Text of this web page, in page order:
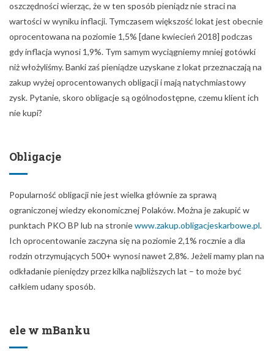
oszczędności wierząc, że w ten sposób pieniądz nie straci na
wartości w wyniku inflacji. Tymczasem większość lokat jest obecnie
oprocentowana na poziomie 1,5% [dane kwiecień 2018] podczas
gdy inflacja wynosi 1,9%. Tym samym wyciągniemy mniej gotówki
niż włożyliśmy. Banki zaś pieniądze uzyskane z lokat przeznaczają na
zakup wyżej oprocentowanych obligacji i mają natychmiastowy
zysk. Pytanie, skoro obligacje są ogólnodostępne, czemu klient ich
nie kupi?
Obligacje
Popularność obligacji nie jest wielka głównie za sprawą
ograniczonej wiedzy ekonomicznej Polaków. Można je zakupić w
punktach PKO BP lub na stroniewww.zakup.obligacjeskarbowe.pl.
Ich oprocentowanie zaczyna się na poziomie 2,1% rocznie a dla
rodzin otrzymujących 500+ wynosi nawet 2,8%. Jeżeli mamy plan na
odkładanie pieniędzy przez kilka najbliższych lat – to może być
całkiem udany sposób.
ele w mBanku